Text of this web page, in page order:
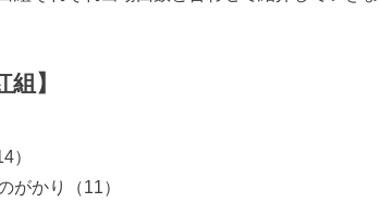
組】
）
がかり（11）